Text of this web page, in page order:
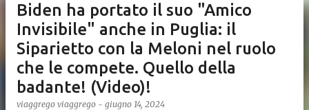
Biden ha portato il suo "Amico
Invisibile" anche in Puglia: il
Siparietto con la Meloni nel ruolo
che le compete. Quello della
badante! (Video)!
viaggrego viaggrego - giugno 14, 2024